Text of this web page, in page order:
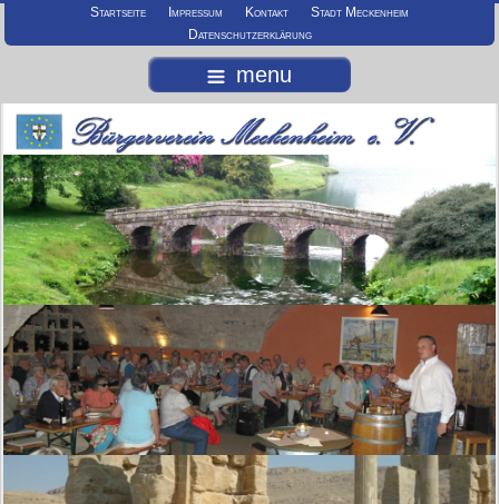
Startseite Impressum Kontakt
Stadt Meckenheim
Datenschutzerklärung
menu